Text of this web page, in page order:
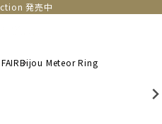
発売中
Bijou Meteor Ring